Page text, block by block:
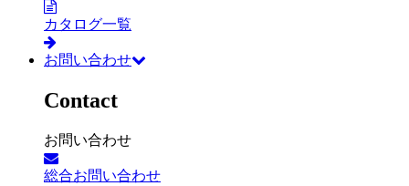
カタログ一覧
お問い合わせ
Contact
お問い合わせ
総合お問い合わせ